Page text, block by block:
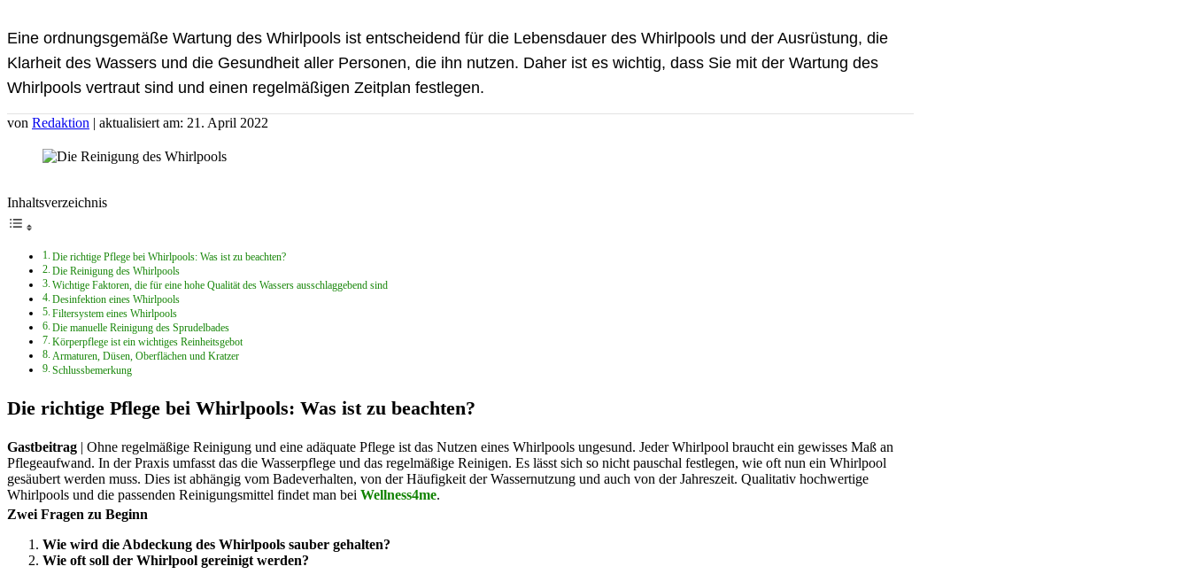
Eine ordnungsgemäße Wartung des Whirlpools ist entscheidend für die Lebensdauer des Whirlpools und der Ausrüstung, die
Klarheit des Wassers und die Gesundheit aller Personen, die ihn nutzen. Daher ist es wichtig, dass Sie mit der Wartung des
Whirlpools vertraut sind und einen regelmäßigen Zeitplan festlegen.
von Redaktion | aktualisiert am: 21. April 2022
Inhaltsverzeichnis
Die richtige Pflege bei Whirlpools: Was ist zu beachten?
Die Reinigung des Whirlpools
Wichtige Faktoren, die für eine hohe Qualität des Wassers ausschlaggebend sind
Desinfektion eines Whirlpools
Filtersystem eines Whirlpools
Die manuelle Reinigung des Sprudelbades
Körperpflege ist ein wichtiges Reinheitsgebot
Armaturen, Düsen, Oberflächen und Kratzer
Schlussbemerkung
Die richtige Pflege bei Whirlpools: Was ist zu beachten?
Gastbeitrag | Ohne regelmäßige Reinigung und eine adäquate Pflege ist das Nutzen eines Whirlpools ungesund. Jeder Whirlpool braucht ein gewisses Maß an
Pflegeaufwand. In der Praxis umfasst das die Wasserpflege und das regelmäßige Reinigen. Es lässt sich so nicht pauschal festlegen, wie oft nun ein Whirlpool
gesäubert werden muss. Dies ist abhängig vom Badeverhalten, von der Häufigkeit der Wassernutzung und auch von der Jahreszeit. Qualitativ hochwertige
Whirlpools und die passenden Reinigungsmittel findet man bei Wellness4me.
Zwei Fragen zu Beginn
Wie wird die Abdeckung des Whirlpools sauber gehalten?
Wie oft soll der Whirlpool gereinigt werden?